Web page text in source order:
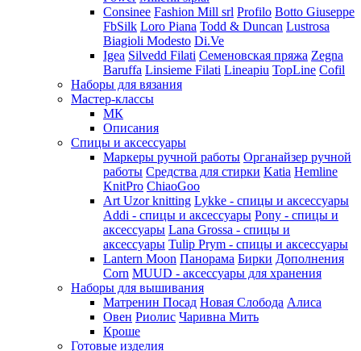
Consinee Fashion Mill srl Profilo Botto Giuseppe
FbSilk Loro Piana Todd & Duncan Lustrosa
Biagioli Modesto Di.Ve
Igea Silvedd Filati Семеновская пряжа Zegna
Baruffa Linsieme Filati Lineapiu TopLine Cofil
Наборы для вязания
Мастер-классы
МК
Описания
Спицы и аксессуары
Маркеры ручной работы Органайзер ручной
работы Средства для стирки Katia Hemline
KnitPro ChiaoGoo
Art Uzor knitting Lykke - спицы и аксессуары
Addi - спицы и аксессуары Pony - спицы и
аксессуары Lana Grossa - спицы и
аксессуары Tulip Prym - спицы и аксессуары
Lantern Moon Панорама Бирки Дополнения
Corn MUUD - аксессуары для хранения
Наборы для вышивания
Матренин Посад Новая Слобода Алиса
Овен Риолис Чаривна Мить
Кроше
Готовые изделия